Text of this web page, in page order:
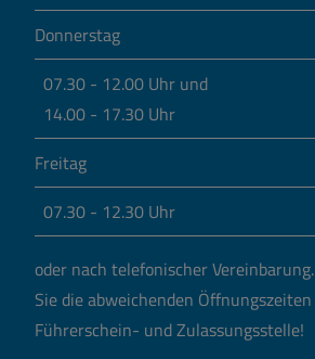
Donnerstag
07.30 - 12.00 Uhr und
14.00 - 17.30 Uhr
Freitag
07.30 - 12.30 Uhr
oder nach telefonischer Vereinbarung.
Sie die abweichenden
Führerschein- und Zulassungsstelle!